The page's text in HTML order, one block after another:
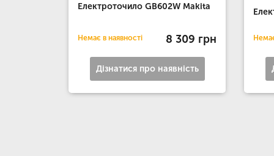
Електроточило GB602W Makita
Немає в наявності 8 309 грн
Дізнатися про наявність